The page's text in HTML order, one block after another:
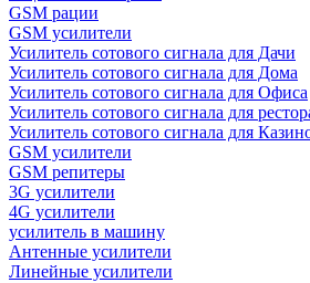
GSM рации
GSM усилители
Усилитель сотового сигнала для Дачи
Усилитель сотового сигнала для Дома
Усилитель сотового сигнала для Офиса
Усилитель сотового сигнала для
Усилитель сотового сигнала для
GSM усилители
GSM репитеры
3G усилители
4G усилители
усилитель в машину
Антенные усилители
Линейные усилители